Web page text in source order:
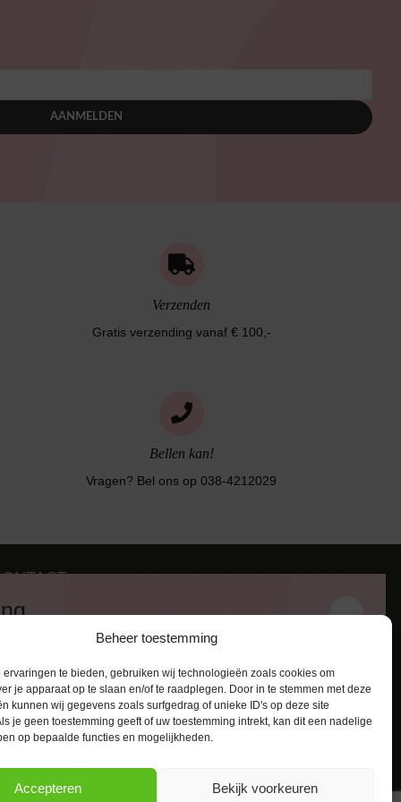
Beheer toestemming
ervaringen te bieden, gebruiken wij technologieën zoals cookies om
je apparaat op te slaan en/of te raadplegen. Door in te stemmen met deze
kunnen wij gegevens zoals surfgedrag of unieke ID's op deze site
je geen toestemming geeft of uw toestemming intrekt, kan dit een nadelige
op bepaalde functies en mogelijkheden.
Accepteren Bekijk voorkeuren
AANMELDEN
Verzenden
Gratis verzending vanaf € 100,-
Bellen kan!
Vragen? Bel ons op 038-4212029
RL Zwolle
info@lingerie-badmode.nl
een kortingscode van